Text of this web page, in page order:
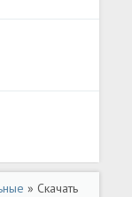
» Скачать